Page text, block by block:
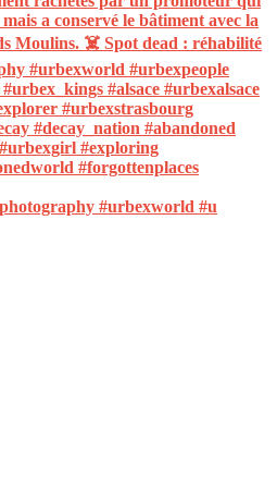
#urbexworld #u